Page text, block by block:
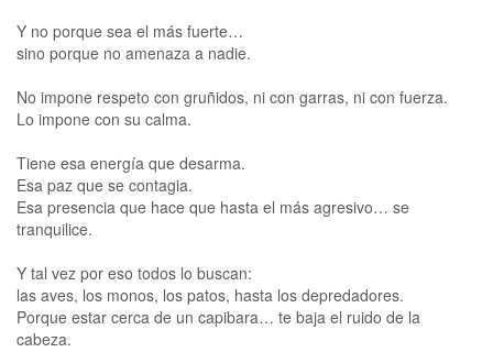
Y no porque sea el más fuerte…
sino porque no amenaza a nadie.
No impone respeto con gruñidos, ni con garras, ni con fuerza.
Lo impone con su calma.
Tiene esa energía que desarma.
Esa paz que se contagia.
Esa presencia que hace que hasta el más agresivo… se
tranquilice.
Y tal vez por eso todos lo buscan:
las aves, los monos, los patos, hasta los depredadores.
Porque estar cerca de un capibara… te baja el ruido de la
cabeza.